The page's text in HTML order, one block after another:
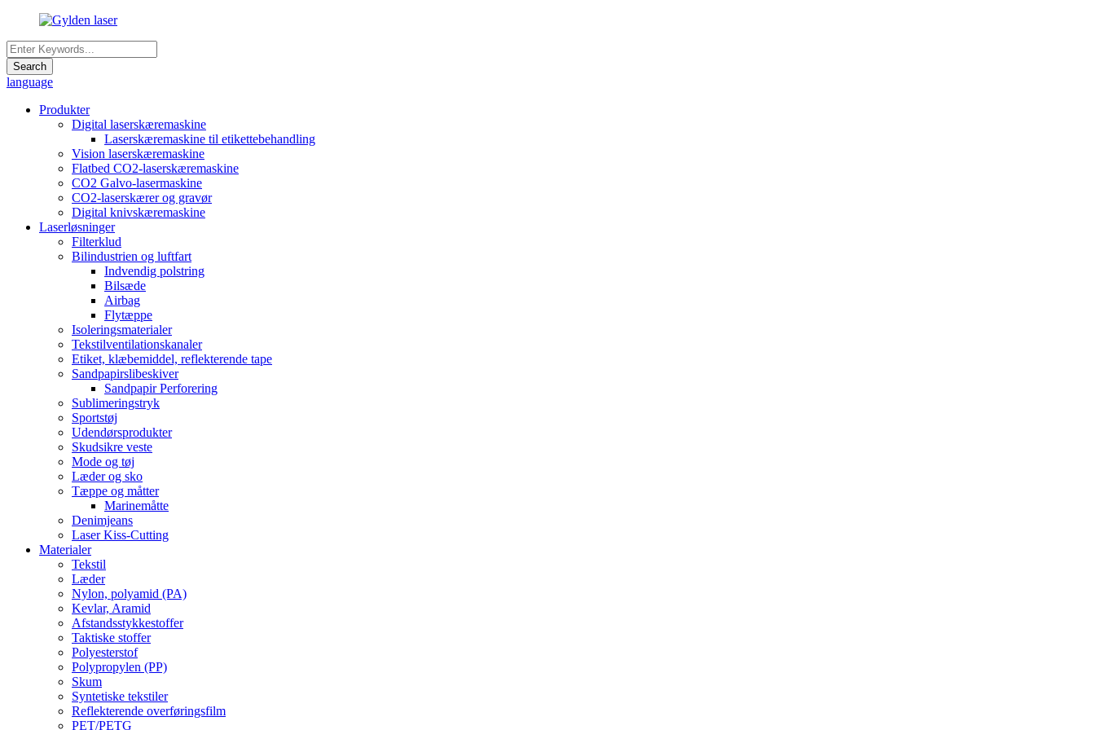
language
Produkter
Digital laserskæremaskine
Laserskæremaskine til etikettebehandling
Vision laserskæremaskine
Flatbed CO2-laserskæremaskine
CO2 Galvo-lasermaskine
CO2-laserskærer og gravør
Digital knivskæremaskine
Laserløsninger
Filterklud
Bilindustrien og luftfart
Indvendig polstring
Bilsæde
Airbag
Flytæppe
Isoleringsmaterialer
Tekstilventilationskanaler
Etiket, klæbemiddel, reflekterende tape
Sandpapirslibeskiver
Sandpapir Perforering
Sublimeringstryk
Sportstøj
Udendørsprodukter
Skudsikre veste
Mode og tøj
Læder og sko
Tæppe og måtter
Marinemåtte
Denimjeans
Laser Kiss-Cutting
Materialer
Tekstil
Læder
Nylon, polyamid (PA)
Kevlar, Aramid
Afstandsstykkestoffer
Taktiske stoffer
Polyesterstof
Polypropylen (PP)
Skum
Syntetiske tekstiler
Reflekterende overføringsfilm
PET/PETG